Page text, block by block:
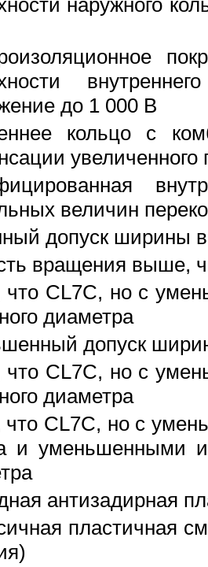
наружного
до 1 000 В
кольцо с
увеличенного
величин
допуск ширины
вращения выше,
что CL7C, но с
диаметра
допуск
что CL7C, но с
диаметра
CL7C, но с
и уменьшенными
антизадирная
пластичная